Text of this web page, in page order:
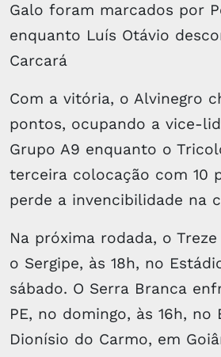
Galo foram marcados por
enquanto Luís Otávio
Carcará
Com a vitória, o Alvinegro
pontos, ocupando a vice-
Grupo A9 enquanto o
terceira colocação com 10
perde a invencibilidade na
Na próxima rodada, o
o Sergipe, às 18h, no
sábado. O Serra Branca
PE, no domingo, às 16h, no
Dionísio do Carmo, em